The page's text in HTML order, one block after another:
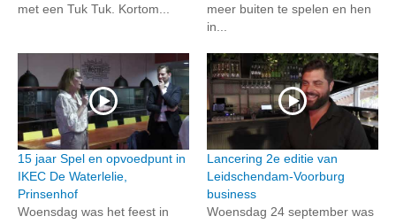
met een Tuk Tuk. Kortom...
meer buiten te spelen en hen
in...
15 jaar Spel en opvoedpunt in
IKEC De Waterlelie,
Prinsenhof
Woensdag was het feest in
Lancering 2e editie van
Leidschendam-Voorburg
business
Woensdag 24 september was